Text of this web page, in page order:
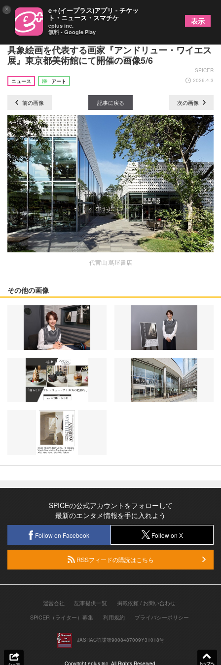
吉瀬美智子が音声ガイドに初挑戦 20世紀アメリカ
具象絵画を代表する画家『アンドリュー・ワイエス
展』東京都美術館にて開催の画像5/6
SPICER
ニュース
アート 2026.4.3
前の画像 記事に戻る 次の画像
代官山 蔦屋書店
その他の画像
SPICEの公式アカウントをフォローして
最新のエンタメ情報を手に入れよう
Follow on Facebook Follow on X
RSSフィードの購読はこちら
運営会社 記事提供一覧
掲載依頼 / お問い合わせ
SPICER（ライター）募集
利用規約 プライバシーポリシー
JASRAC許諾第9008487009Y31018号
× e＋(イープラス)アプリ - チケッ
ト・ニュース・スマチケ
eplus inc.
無料 - Google Play
表示